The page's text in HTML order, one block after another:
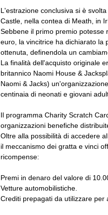
L'estrazione conclusiva si è
Castle, nella contea di Meath, in
Sebbene il primo premio potesse
euro, la vincitrice ha dichiarato la
ottenuta, definendola un
La finalità dell'acquisto originale
britannico Naomi House &
Naomi & Jacks)
centinaia di neonati e giovani
Il programma Charity Scratch
organizzazioni benefiche
Oltre alla possibilità di accedere
il meccanismo dei gratta e vinci
ricompense:
Premi in denaro del valore di
Vetture automobilistiche.
Crediti prepagati da utilizzare